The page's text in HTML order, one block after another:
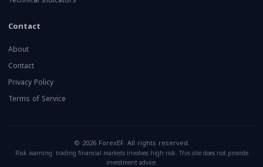
Contact
About
Contact
Privacy Policy
Terms of Service
© 2026 ForexEF. All rights reserved.
Risk warning: trading financial markets involves high risk. This site does not provide
investment advice.